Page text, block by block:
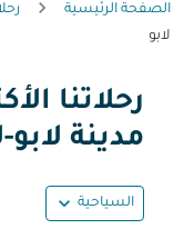
الصفحة الرئيسية
لابو
رحلاتنا
مدينة لابو-
السياحية expand_more
حاول تحديث الرحلة